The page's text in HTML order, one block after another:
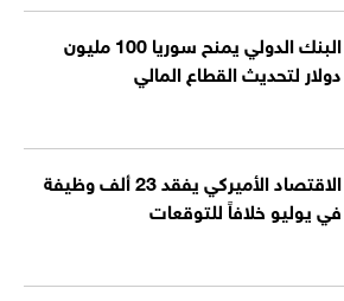
البنك الدولي يمنح سوريا 100 مليون
دولار لتحديث القطاع المالي
الاقتصاد الأميركي يفقد 23 ألف وظيفة
في يوليو خلافاً للتوقعات